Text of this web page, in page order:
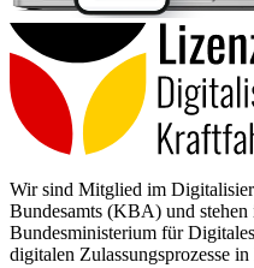
Wir sind Mitglied im
Bundesamts (KBA) und stehen
Bundesministerium für
digitalen Zulassungsprozesse